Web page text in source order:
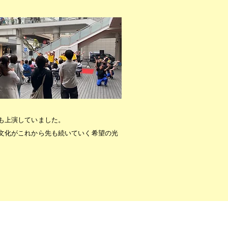
演していました。
化がこれから先も続いていく希望の光